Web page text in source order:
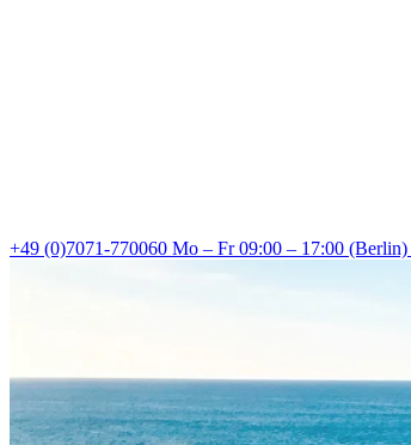
+49 (0)7071-770060 Mo – Fr 09:00 – 17:00 (Berlin)